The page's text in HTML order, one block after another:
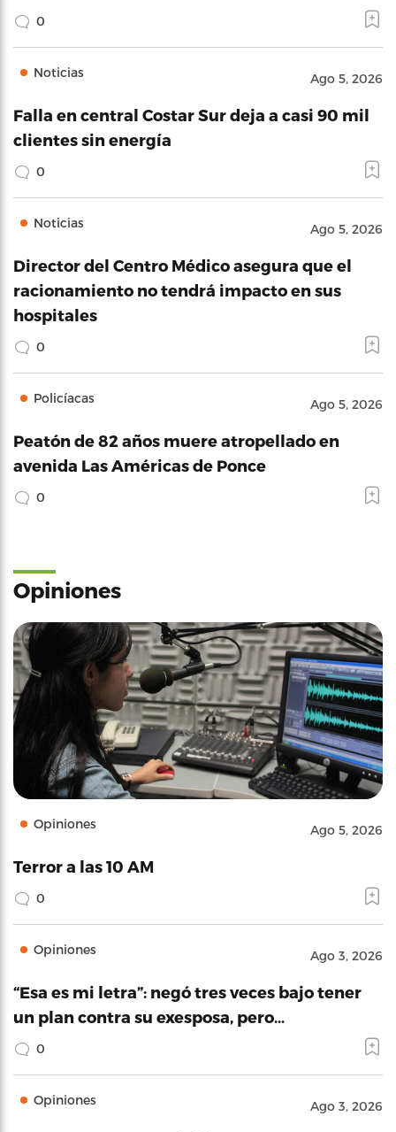
0
Noticias Ago 5, 2026
Falla en central Costar Sur deja a casi 90 mil
clientes sin energía
0
Noticias Ago 5, 2026
Director del Centro Médico asegura que el
racionamiento no tendrá impacto en sus
hospitales
0
Policíacas Ago 5, 2026
Peatón de 82 años muere atropellado en
avenida Las Américas de Ponce
0
Opiniones
Opiniones Ago 5, 2026
Terror a las 10 AM
0
Opiniones Ago 3, 2026
“Esa es mi letra”: negó tres veces bajo tener
un plan contra su exesposa, pero…
0
Opiniones Ago 3, 2026